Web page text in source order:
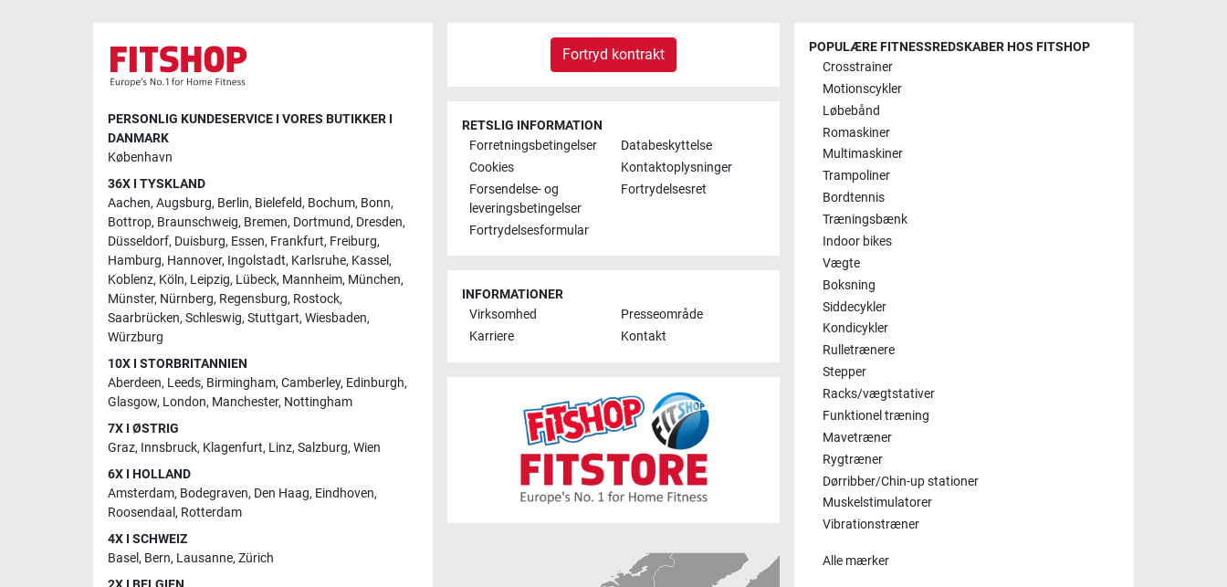
PERSONLIG KUNDESERVICE I VORES BUTIKKER I
DANMARK
København
36X I TYSKLAND
Aachen, Augsburg, Berlin, Bielefeld, Bochum, Bonn,
Bottrop, Braunschweig, Bremen, Dortmund, Dresden,
Düsseldorf, Duisburg, Essen, Frankfurt, Freiburg,
Hamburg, Hannover, Ingolstadt, Karlsruhe, Kassel,
Koblenz, Köln, Leipzig, Lübeck, Mannheim, München,
Münster, Nürnberg, Regensburg, Rostock,
Saarbrücken, Schleswig, Stuttgart, Wiesbaden,
Würzburg
10X I STORBRITANNIEN
Aberdeen, Leeds, Birmingham, Camberley, Edinburgh,
Glasgow, London, Manchester, Nottingham
7X I ØSTRIG
Graz, Innsbruck, Klagenfurt, Linz, Salzburg, Wien
6X I HOLLAND
Amsterdam, Bodegraven, Den Haag, Eindhoven,
Roosendaal , Rotterdam
4X I SCHWEIZ
Basel, Bern, Lausanne, Zürich
Fortryd kontrakt
RETSLIG INFORMATION
Forretningsbetingelser
Databeskyttelse
Cookies
Kontaktoplysninger
Forsendelse- og
leveringsbetingelser
Fortrydelsesret
Fortrydelsesformular
INFORMATIONER
Virksomhed
Presseområde
Karriere
Kontakt
POPULÆRE FITNESSREDSKABER HOS FITSHOP
Crosstrainer
Motionscykler
Løbebånd
Romaskiner
Multimaskiner
Trampoliner
Bordtennis
Træningsbænk
Indoor bikes
Vægte
Boksning
Siddecykler
Kondicykler
Rulletrænere
Stepper
Racks/vægtstativer
Funktionel træning
Mavetræner
Rygtræner
Dørribber/Chin-up stationer
Muskelstimulatorer
Vibrationstræner
Alle mærker